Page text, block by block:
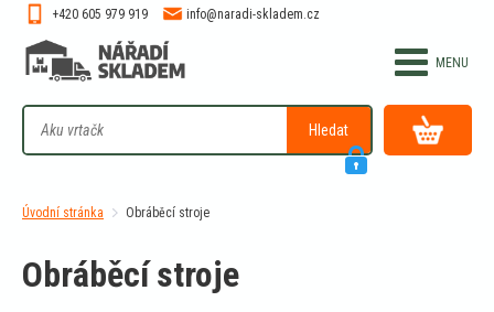
Hledat
+420 605 979 919 info@naradi-skladem.cz
Úvodní stránka Obráběcí stroje
Obráběcí stroje